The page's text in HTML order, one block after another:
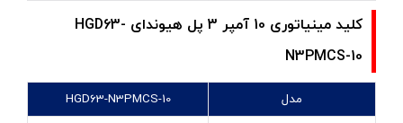
کلید مینیاتوری 10 آمپر 3 پل هیوندای HGD63-
N3PMCS-10
مدل
HGD63-N3PMCS-10